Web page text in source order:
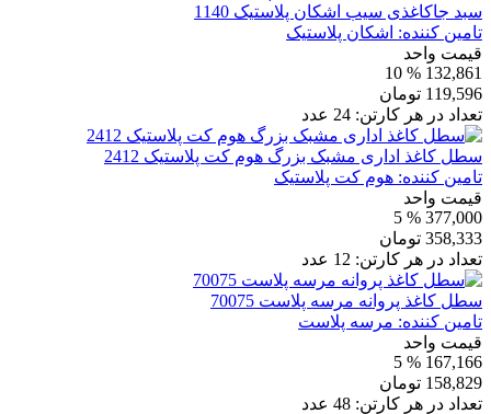
سبد جاکاغذی سیب اشکان پلاستیک 1140
تامین کننده: اشکان پلاستیک
قیمت واحد
132,861
% 10
119,596 تومان
تعداد در هر کارتن: 24 عدد
سطل کاغذ اداری مشبک بزرگ هوم کت پلاستیک 2412
تامین کننده: هوم کت پلاستیک
قیمت واحد
377,000
% 5
358,333 تومان
تعداد در هر کارتن: 12 عدد
سطل کاغذ پروانه مرسه پلاست 70075
تامین کننده: مرسه پلاست
قیمت واحد
167,166
% 5
158,829 تومان
تعداد در هر کارتن: 48 عدد